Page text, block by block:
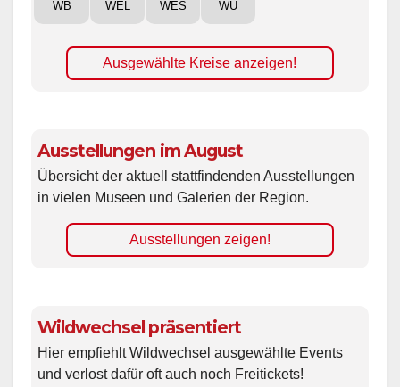
WB WEL WES WÜ
Ausgewählte Kreise anzeigen!
Ausstellungen im August
Übersicht der aktuell stattfindenden Ausstellungen
in vielen Museen und Galerien der Region.
Ausstellungen zeigen!
Wildwechsel präsentiert
Hier empfiehlt Wildwechsel ausgewählte Events
und verlost dafür oft auch noch Freitickets!